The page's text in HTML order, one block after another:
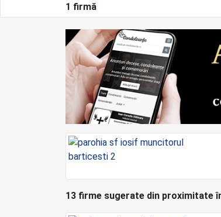
1 firmă
13 firme sugerate din proximitate